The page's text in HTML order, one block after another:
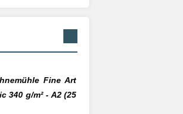
Fine Art
340 g/m² - A2 (25